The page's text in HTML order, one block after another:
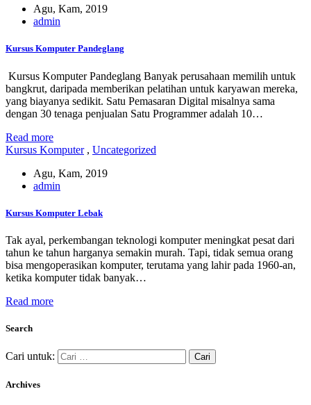
Agu, Kam, 2019
admin
Kursus Komputer Pandeglang
Kursus Komputer Pandeglang Banyak perusahaan memilih untuk
bangkrut, daripada memberikan pelatihan untuk karyawan mereka,
yang biayanya sedikit. Satu Pemasaran Digital misalnya sama
dengan 30 tenaga penjualan Satu Programmer adalah 10…
Read more
Kursus Komputer, Uncategorized
Agu, Kam, 2019
admin
Kursus Komputer Lebak
Tak ayal, perkembangan teknologi komputer meningkat pesat dari
tahun ke tahun harganya semakin murah. Tapi, tidak semua orang
bisa mengoperasikan komputer, terutama yang lahir pada 1960-an,
ketika komputer tidak banyak…
Read more
Search
Cari untuk:
Archives